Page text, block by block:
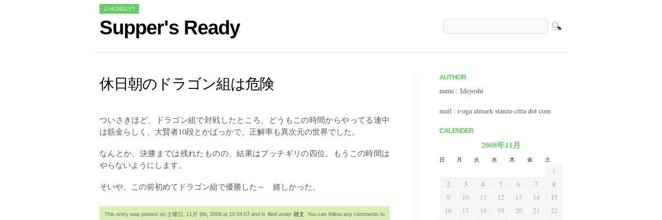
U HUNGLY?
Supper's Ready
休日朝のドラゴン組は危険
ついさきほど、ドラゴン組で対戦したところ、どうもこの時間からやってる連中
は筋金らしく、大賢者10段とかばっかで、正解率も異次元の世界でした。
なんとか、決勝までは残れたものの、結果はブッチギリの四位。もうこの時間は
やらないようにします。
そいや、この前初めてドラゴン組で優勝した～ 嬉しかった。
This entry was posted on 土曜日, 11月 8th, 2008 at 10:34:07 and is filed under 雑文 . You can follow any comments to
AUTHOR
name : Ideyoshi
mail : r-oga atmark stanza-citta dot com
CALENDER
2008年11月
日 月 火 水 木 金 土
1
2
3 4 5 6 7
8
9
10 11 12 13 14
15
16
17 18 19 20 21
22